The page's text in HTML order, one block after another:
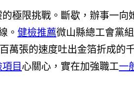
極限挑戰。斷歇，辦事一向
。 健檢推薦微山縣總工會黨
萬張的速度吐出金箔折成的
目心關心，實在加強職工一